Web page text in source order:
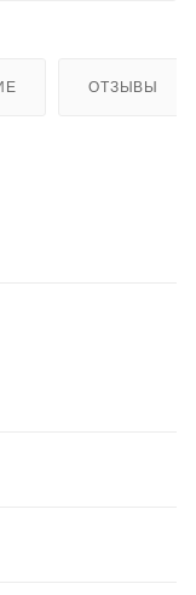
ОТЗЫВЫ